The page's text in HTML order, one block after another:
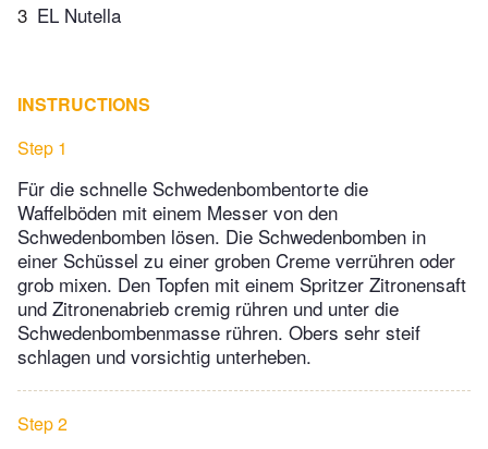
3 EL Nutella
INSTRUCTIONS
Step 1
Für die schnelle Schwedenbombentorte die
Waffelböden mit einem Messer von den
Schwedenbomben lösen. Die Schwedenbomben in
einer Schüssel zu einer groben Creme verrühren oder
grob mixen. Den Topfen mit einem Spritzer Zitronensaft
und Zitronenabrieb cremig rühren und unter die
Schwedenbombenmasse rühren. Obers sehr steif
schlagen und vorsichtig unterheben.
Step 2